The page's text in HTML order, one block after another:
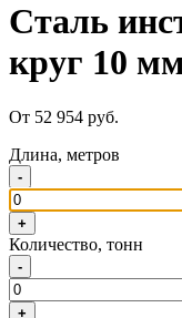
Сталь
круг 10
От 52 954 руб.
Длина, метров
-
+
Количество, тонн
-
+